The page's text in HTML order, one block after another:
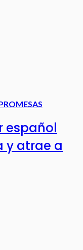
español
y atrae a